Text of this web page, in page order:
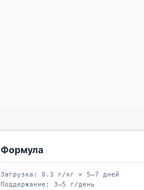
Формула
Загрузка: 0.3 г/кг × 5–7 дней
Поддержание: 3–5 г/день